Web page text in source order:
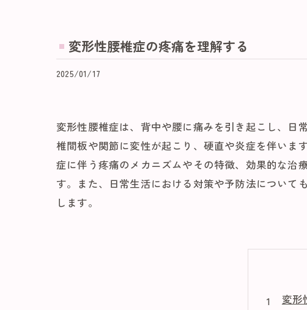
変形性腰椎症の疼痛を理解する
2025/01/17
変形性腰椎症は、背中や腰に痛みを引き起こし、日
椎間板や関節に変性が起こり、硬直や炎症を伴いま
症に伴う疼痛のメカニズムやその特徴、効果的な治
す。また、日常生活における対策や予防法について
します。
変形